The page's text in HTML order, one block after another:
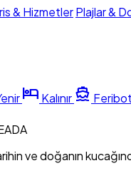
& HizmetlerPlajlar &
hotel Kalınır directions_boat Feribot
ve doğanın